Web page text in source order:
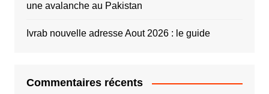
une avalanche au Pakistan
Ivrab nouvelle adresse Aout 2026 : le guide
Commentaires récents